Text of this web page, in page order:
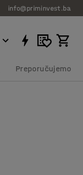
info@priminvest.ba
Preporučujemo